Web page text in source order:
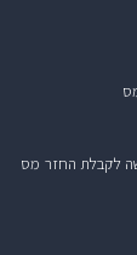
לקבלת החזר מס